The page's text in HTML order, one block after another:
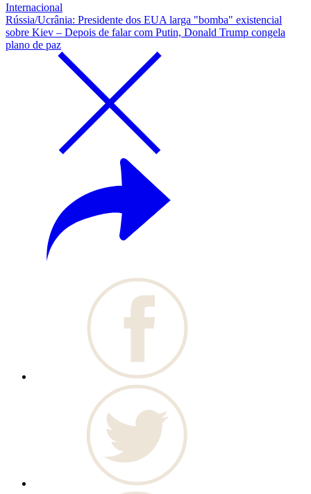
Internacional
Rússia/Ucrânia: Presidente dos EUA larga "bomba" existencial
sobre Kiev – Depois de falar com Putin, Donald Trump congela
plano de paz